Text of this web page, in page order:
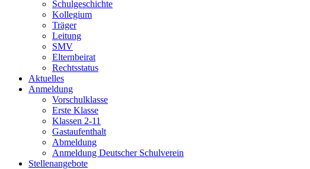
Schulgeschichte
Kollegium
Träger
Leitung
SMV
Elternbeirat
Rechtsstatus
Aktuelles
Anmeldung
Vorschulklasse
Erste Klasse
Klassen 2-11
Gastaufenthalt
Abmeldung
Anmeldung Deutscher Schulverein
Stellenangebote